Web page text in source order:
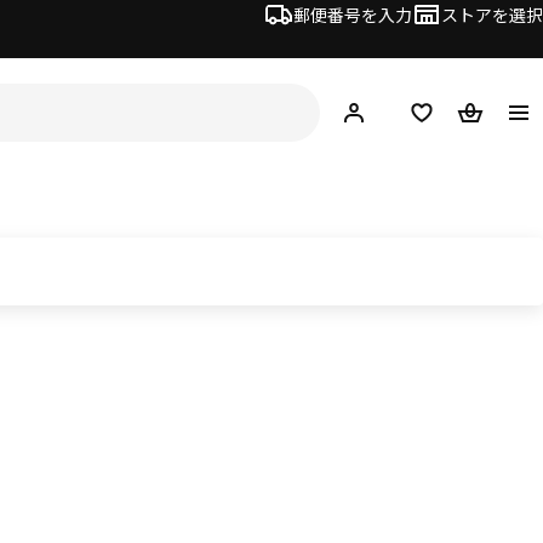
郵便番号を入力 ストアを選択
ログイン・新規入会
欲しいものリスト
カート